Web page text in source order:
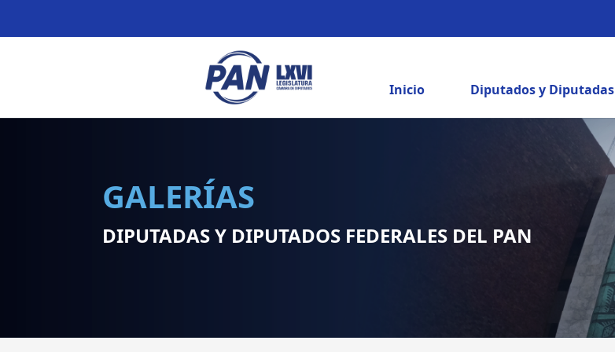
Inicio Diputados y Diputadas
GALERÍAS
DIPUTADAS Y DIPUTADOS FEDERALES DEL PAN